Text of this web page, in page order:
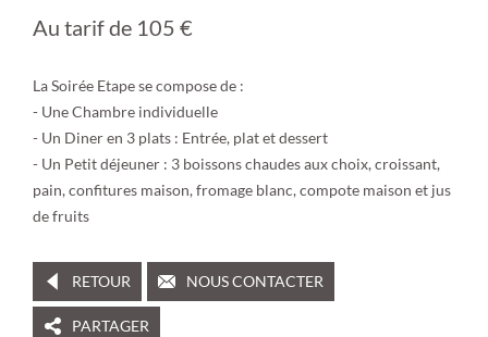
Au tarif de 105 €
La Soirée Etape se compose de :
- Une Chambre individuelle
- Un Diner en 3 plats : Entrée, plat et dessert
- Un Petit déjeuner : 3 boissons chaudes aux choix, croissant,
pain, confitures maison, fromage blanc, compote maison et jus
de fruits
RETOUR NOUS CONTACTER
PARTAGER